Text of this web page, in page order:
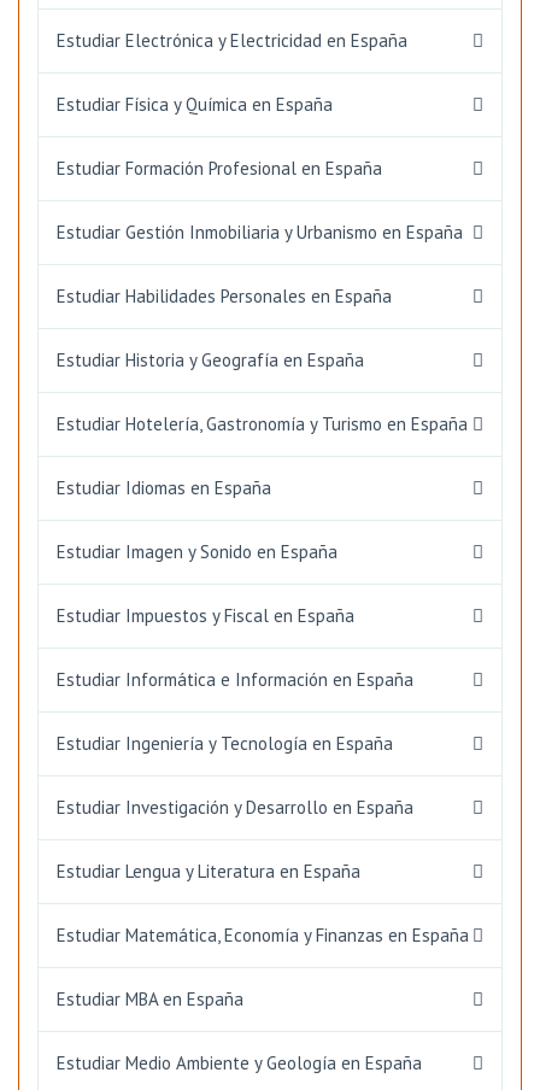
Estudiar Electrónica y Electricidad en España
Estudiar Física y Química en España
Estudiar Formación Profesional en España
Estudiar Gestión Inmobiliaria y Urbanismo en España
Estudiar Habilidades Personales en España
Estudiar Historia y Geografía en España
Estudiar Hotelería, Gastronomía y Turismo en España
Estudiar Idiomas en España
Estudiar Imagen y Sonido en España
Estudiar Impuestos y Fiscal en España
Estudiar Informática e Información en España
Estudiar Ingeniería y Tecnología en España
Estudiar Investigación y Desarrollo en España
Estudiar Lengua y Literatura en España
Estudiar Matemática, Economía y Finanzas en España
Estudiar MBA en España
Estudiar Medio Ambiente y Geología en España